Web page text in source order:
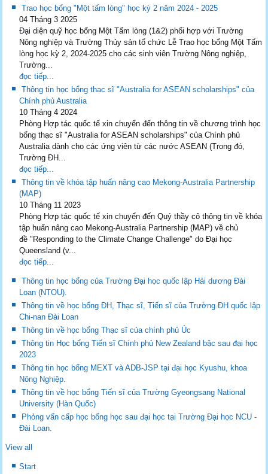
Trao học bổng "Một tấm lòng" học kỳ 2 năm 2024 - 2025
04 Tháng 3 2025
Đại diện quỹ học bổng Một Tấm lòng (1&2) phối hợp với Trường
Nông nghiệp và Trường Thủy sản tổ chức Lễ Trao học bổng Một Tấm
lòng học kỳ 2, 2024-2025 cho các sinh viên Trường Nông nghiệp,
Trường...
đọc tiếp...
Thông tin học bổng thạc sĩ "Australia for ASEAN scholarships" của
Chính phủ Australia
10 Tháng 4 2024
Phòng Hợp tác quốc tế xin chuyển đến thông tin về chương trình học
bổng thạc sĩ "Australia for ASEAN scholarships" của Chính phủ
Australia dành cho các ứng viên từ các nước ASEAN (Trong đó,
Trường ĐH...
đọc tiếp...
Thông tin về khóa tập huấn nâng cao Mekong-Australia Partnership
(MAP)
10 Tháng 11 2023
Phòng Hợp tác quốc tế xin chuyển đến Quý thầy cô thông tin về khóa
tập huấn nâng cao Mekong-Australia Partnership (MAP) về chủ
đề "Responding to the Climate Change Challenge" do Đại học
Queensland (v...
đọc tiếp...
Thông tin học bổng của Trường Đại học quốc lập Hải dương Đài
Loan (NTOU).
Thông tin về học bổng ĐH, Thạc sĩ, Tiến sĩ của Trường ĐH quốc lập
Chi-nan Đài Loan
Thông tin về học bổng Thạc sĩ của chính phủ Úc
Thông tin Học bổng Tiến sĩ Chính phủ New Zealand bậc sau đại học
2023
Thông tin học bổng MEXT và ADB-JSP tại đại học Kyushu, khoa
Nông Nghiệp.
Thông tin về học bổng Tiến sĩ của Trường Gyeongsang National
University (Hàn Quốc)
Phỏng vấn cấp học bổng học sau đại học tại Trường Đại học NCU -
Đài Loan.
View all
Start